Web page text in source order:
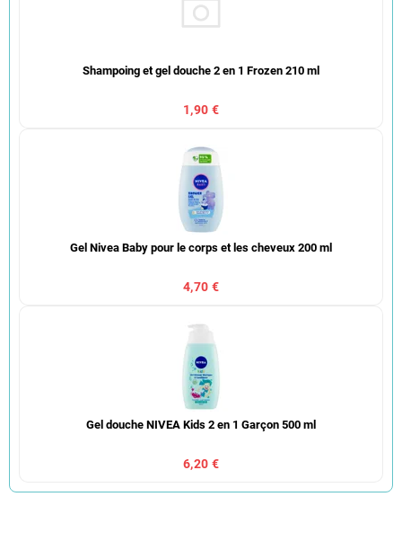
Shampoing et gel douche 2 en 1 Frozen 210 ml
1,90 €
Gel Nivea Baby pour le corps et les cheveux 200 ml
4,70 €
Gel douche NIVEA Kids 2 en 1 Garçon 500 ml
6,20 €